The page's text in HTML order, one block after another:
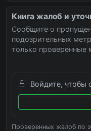
Книга жалоб и
Сообщите о
подозрительных
только
Войдите, чтобы
Проверенных жалоб по